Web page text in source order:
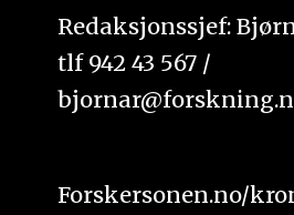
Redaksjonssjef:
tlf 942 43 567 /
Forskersonen.no/